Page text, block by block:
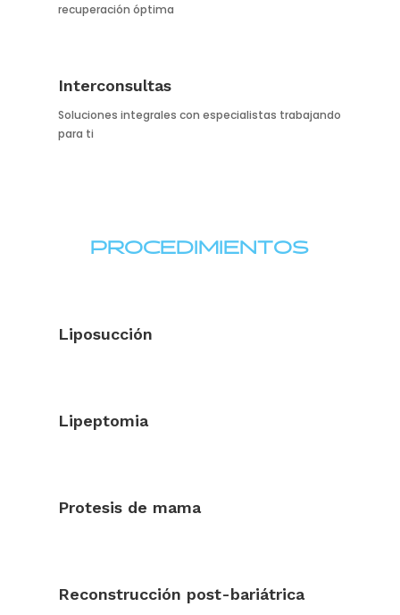
recuperación óptima
Interconsultas
Soluciones integrales con especialistas trabajando
para ti
PROCEDIMIENTOS
Liposucción
Lipeptomia
Protesis de mama
Reconstrucción post-bariátrica